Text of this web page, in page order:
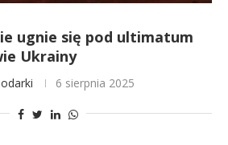
ugnie się pod ultimatum
Ukrainy
6 sierpnia 2025